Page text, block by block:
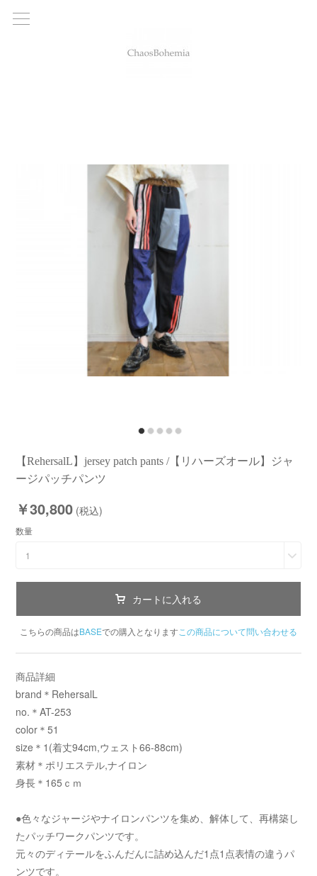
【RehersalL】jersey patch pants /【リハーズオール】ジャ
ージパッチパンツ
￥30,800 (税込)
数量
1
カートに入れる
こちらの商品はBASEでの購入となります この商品について問い合わせる
商品詳細
brand＊RehersalL
no.＊AT-253
color＊51
size＊1(着丈94cm,ウェスト66-88cm)
素材＊ポリエステル,ナイロン
身長＊165ｃｍ
●色々なジャージやナイロンパンツを集め、解体して、再構築し
たパッチワークパンツです。
元々のディテールをふんだんに詰め込んだ1点1点表情の違うパ
ンツです。